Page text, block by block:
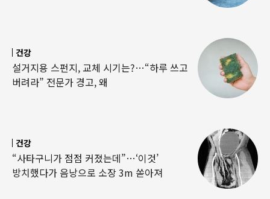
건강
설거지용 스펀지, 교체 시기는?…“하루 쓰고
버려라” 전문가 경고, 왜
건강
“사타구니가 점점 커졌는데”…‘이것’
방치했다가 음낭으로 소장 3m 쏟아져